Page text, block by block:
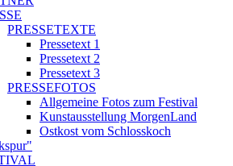
PRESSETEXTE
Pressetext 1
Pressetext 2
Pressetext 3
PRESSEFOTOS
Allgemeine Fotos zum Festival
Kunstausstellung MorgenLand
Ostkost vom Schlosskoch